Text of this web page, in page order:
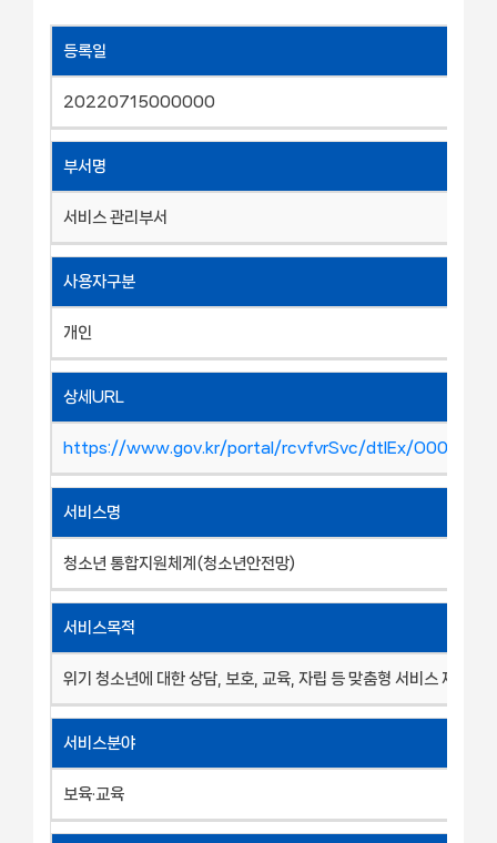
등록일
20220715000000
부서명
서비스 관리부서
사용자구분
개인
상세URL
https://www.gov.kr/portal/rcvfvrSvc/dtlEx/
서비스명
청소년 통합지원체계(청소년안전망)
서비스목적
위기 청소년에 대한 상담, 보호, 교육, 자립 등 맞춤형 서비스 제공
서비스분야
보육·교육